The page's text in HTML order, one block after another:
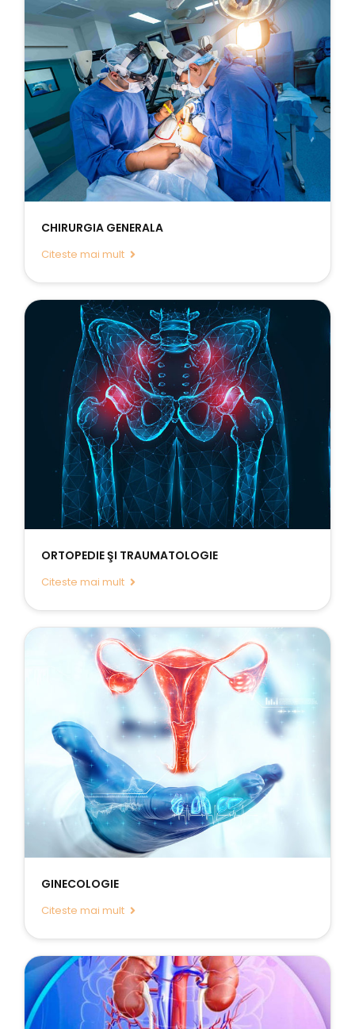
CHIRURGIA GENERALA
Citeste mai mult
ORTOPEDIE ŞI TRAUMATOLOGIE
Citeste mai mult
GINECOLOGIE
Citeste mai mult